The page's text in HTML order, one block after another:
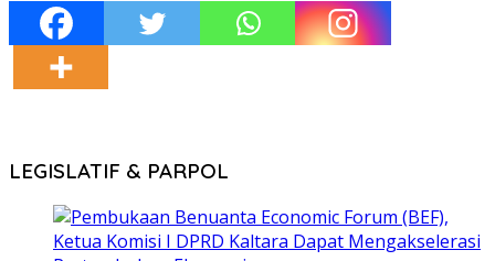
LEGISLATIF & PARPOL